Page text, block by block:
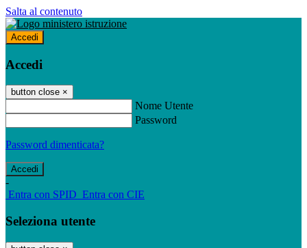
Salta al contenuto
Accedi
Accedi
button close ×
Nome Utente
Password
Password dimenticata?
-
Entra con SPID Entra con CIE
Seleziona utente